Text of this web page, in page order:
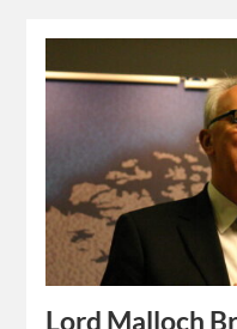
Lord Malloch